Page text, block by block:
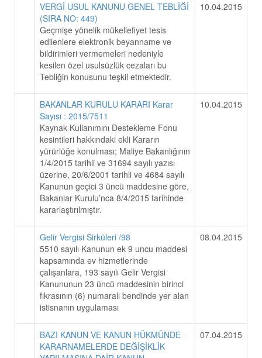
VERGİ USUL KANUNU GENEL TEBLİĞİ
(SIRA NO: 449)
Geçmişe yönelik mükellefiyet tesis
edilenlere elektronik beyanname ve
bildirimleri vermemeleri nedeniyle
kesilen özel usulsüzlük cezaları bu
Tebliğin konusunu teşkil etmektedir.
10.04.2015
BAKANLAR KURULU KARARI Karar
Sayısı : 2015/7511
Kaynak Kullanımını Destekleme Fonu
kesintileri hakkındaki ekli Kararın
yürürlüğe konulması; Maliye Bakanlığının
1/4/2015 tarihli ve 31694 sayılı yazısı
üzerine, 20/6/2001 tarihli ve 4684 sayılı
Kanunun geçici 3 üncü maddesine göre,
Bakanlar Kurulu’nca 8/4/2015 tarihinde
kararlaştırılmıştır.
10.04.2015
Gelir Vergisi Sirküleri /98
5510 sayılı Kanunun ek 9 uncu maddesi
kapsamında ev hizmetlerinde
çalışanlara, 193 sayılı Gelir Vergisi
Kanununun 23 üncü maddesinin birinci
fıkrasının (6) numaralı bendinde yer alan
istisnanın uygulaması
08.04.2015
BAZI KANUN VE KANUN HÜKMÜNDE
KARARNAMELERDE DEĞİŞİKLİK
07.04.2015